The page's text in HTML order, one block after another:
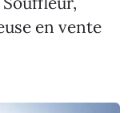
en vente